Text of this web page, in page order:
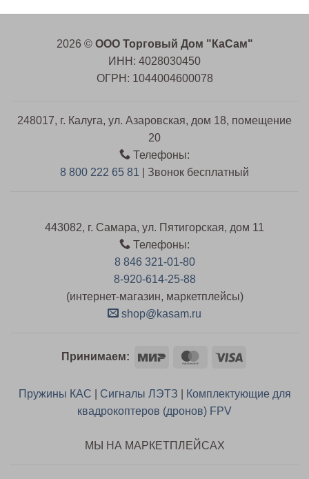
2026 © ООО Торговый Дом "КаСам"
ИНН: 4028030450
ОГРН: 1044004600078
248017, г. Калуга, ул. Азаровская, дом 18, помещение
20
Телефоны:
8 800 222 65 81 | Звонок бесплатный
443082, г. Самара, ул. Пятигорская, дом 11
Телефоны:
8 846 321-01-80
8-920-614-25-88
(интернет-магазин, маркетплейсы)
shop@kasam.ru
Принимаем: Mir MasterCard
Visa
Пружины КАС Сигналы ЛЭТЗ
Комплектующие для
квадрокоптеров (дронов) FPV
МЫ НА МАРКЕТПЛЕЙСАХ